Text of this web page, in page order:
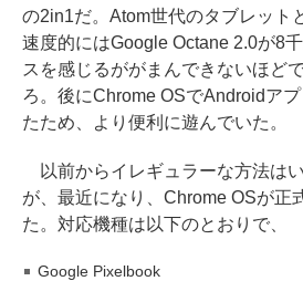
の2in1だ。Atom世代のタブレット
速度的にはGoogle Octane 2.0が8
スを感じるががまんできないほど
ろ。後にChrome OSでAndroidア
たため、より便利に遊んでいた。
以前からイレギュラーな方法は
が、最近になり、Chrome OSが正
た。対応機種は以下のとおりで、
Google Pixelbook